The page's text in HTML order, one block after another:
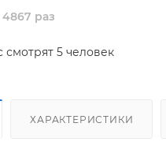
раз
смотрят 5 человек
ХАРАКТЕРИСТИКИ